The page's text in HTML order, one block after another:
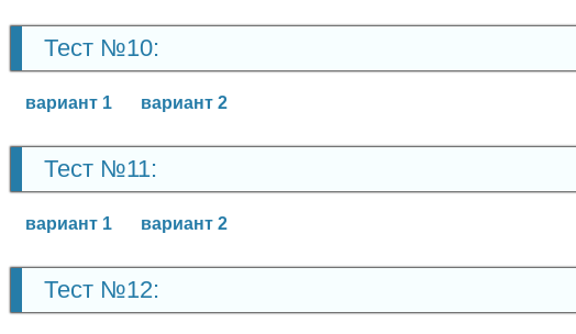
Тест №10:
вариант 1 вариант 2
Тест №11:
вариант 1 вариант 2
Тест №12: